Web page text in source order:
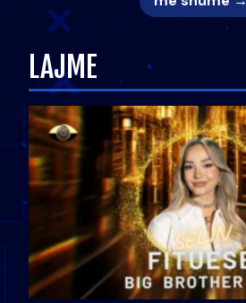
LAJME